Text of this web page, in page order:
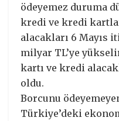
ödeyemez duruma
kredi ve kredi
alacakları 6 Mayıs
milyar TL’ye
kartı ve kredi
oldu.
Borcunu
Türkiye’deki